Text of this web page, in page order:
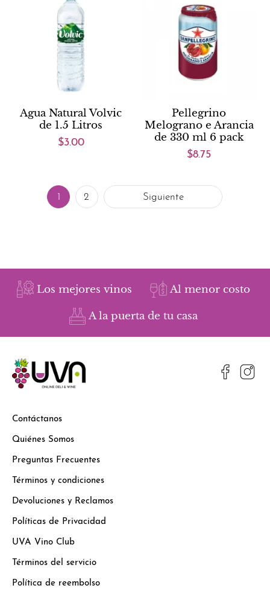
Agua Natural Volvic
de 1.5 Litros
$3.00
Pellegrino
Melograno e Arancia
de 330 ml 6 pack
$8.75
1 2 Siguiente
Los mejores vinos Al menor costo
A la puerta de tu casa
Contáctanos
Quiénes Somos
Preguntas Frecuentes
Términos y condiciones
Devoluciones y Reclamos
Políticas de Privacidad
UVA Vino Club
Términos del servicio
Política de reembolso